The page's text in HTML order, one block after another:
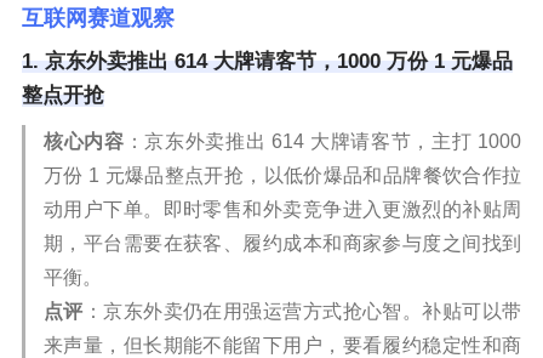
互联网赛道观察
1. 京东外卖推出 614 大牌请客节，1000 万份 1 元爆品
整点开抢
核心内容 ：京东外卖推出 614 大牌请客节，主打 1000
万份 1 元爆品整点开抢，以低价爆品和品牌餐饮合作拉
动用户下单。即时零售和外卖竞争进入更激烈的补贴周
期，平台需要在获客、履约成本和商家参与度之间找到
平衡。
点评 ：京东外卖仍在用强运营方式抢心智。补贴可以带
来声量，但长期能不能留下用户，要看履约稳定性和商